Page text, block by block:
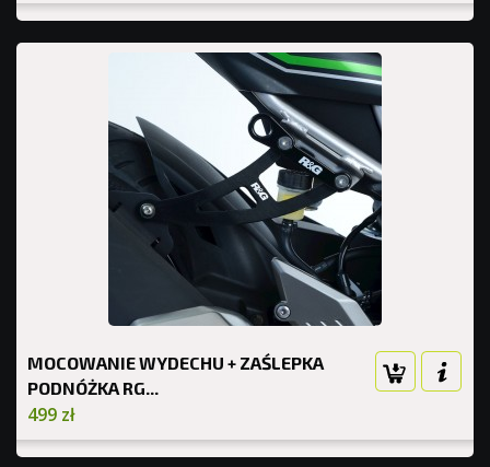
MOCOWANIE WYDECHU + ZAŚLEPKA
PODNÓŻKA RG...
499 zł